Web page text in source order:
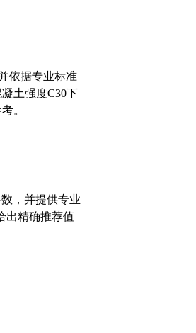
依据专业标准
土强度C30下
。
，并提供专业
出精确推荐值